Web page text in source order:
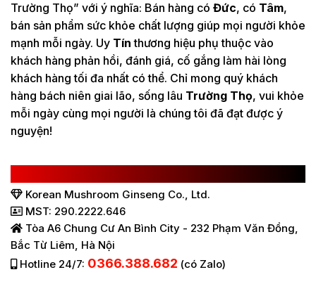
Trường Thọ” với ý nghĩa: Bán hàng có Đức, có Tâm,
bán sản phẩm sức khỏe chất lượng giúp mọi người khỏe
mạnh mỗi ngày. Uy Tín thương hiệu phụ thuộc vào
khách hàng phản hồi, đánh giá, cố gắng làm hài lòng
khách hàng tối đa nhất có thể. Chỉ mong quý khách
hàng bách niên giai lão, sống lâu Trường Thọ, vui khỏe
mỗi ngày cùng mọi người là chúng tôi đã đạt được ý
nguyện!
Korean Mushroom Ginseng Co., Ltd.
MST: 290.2222.646
Tòa A6 Chung Cư An Bình City - 232 Phạm Văn Đồng,
Bắc Từ Liêm, Hà Nội
Hotline 24/7: 0366.388.682 (có Zalo)